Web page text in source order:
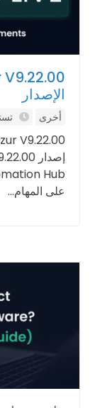
الإصدار
أخرى
على المهام...